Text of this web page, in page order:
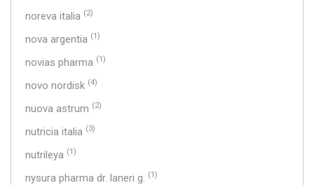
noreva italia (2)
nova argentia (1)
novias pharma (1)
novo nordisk (4)
nuova astrum (2)
nutricia italia (3)
nutrileya (1)
nysura pharma dr. laneri g. (1)